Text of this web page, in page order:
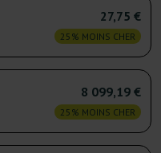
27,75 €
25% MOINS CHER
8 099,19 €
25% MOINS CHER